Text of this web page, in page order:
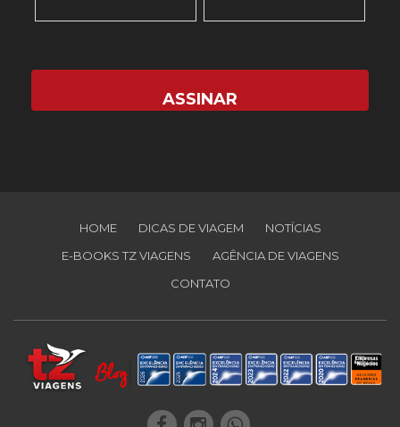
HOME DICAS DE VIAGEM
NOTÍCIAS
E-BOOKS TZ VIAGENS
AGÊNCIA DE VIAGENS
CONTATO